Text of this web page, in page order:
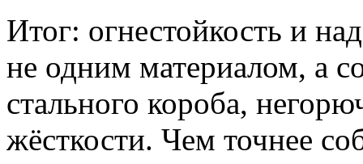
Итог: огнестойкость и
не одним материалом, а
стального короба,
жёсткости. Чем точнее